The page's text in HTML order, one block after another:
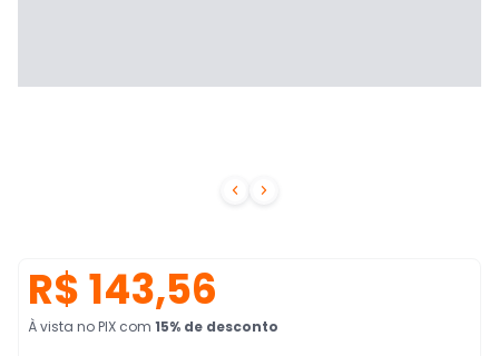
 
R$ 143,56
À vista no PIX com 15% de desconto